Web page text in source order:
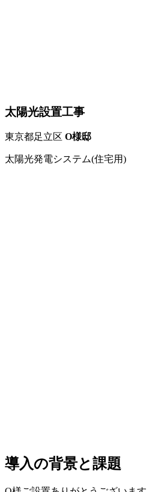
太陽光設置工事
東京都足立区 O様邸
太陽光発電システム(住宅用)
導入の背景と課題